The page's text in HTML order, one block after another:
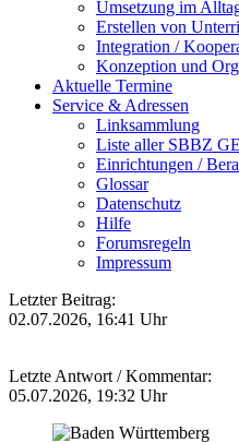
Umsetzung im
Erstellen von
Integration /
Konzeption und
Aktuelle Termine
Service & Adressen
Linksammlung
Liste aller SBBZ
Einrichtungen /
Glossar
Datenschutz
Hilfe
Forumsregeln
Impressum
Letzter Beitrag:
02.07.2026, 16:41 Uhr
Letzte Antwort / Kommentar:
05.07.2026, 19:32 Uhr